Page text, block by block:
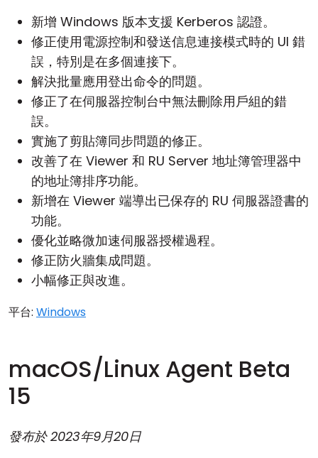
新增 Windows 版本支援 Kerberos 認證。
修正使用電源控制和發送信息連接模式時的 UI 錯
誤，特別是在多個連接下。
解決批量應用登出命令的問題。
修正了在伺服器控制台中無法刪除用戶組的錯
誤。
實施了剪貼簿同步問題的修正。
改善了在 Viewer 和 RU Server 地址簿管理器中
的地址簿排序功能。
新增在 Viewer 端導出已保存的 RU 伺服器證書的
功能。
優化並略微加速伺服器授權過程。
修正防火牆集成問題。
小幅修正與改進。
平台: Windows
macOS/Linux Agent Beta
15
發布於2023年9月20日